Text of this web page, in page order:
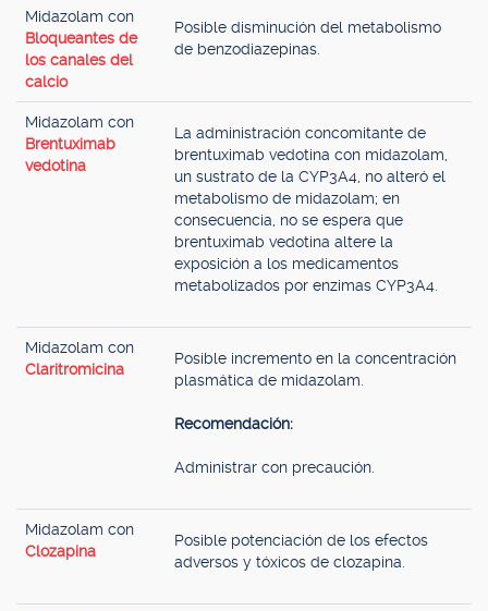
Midazolam con
Bloqueantes de
los canales del
calcio
Posible disminución del metabolismo
de benzodiazepinas.
Midazolam con
Brentuximab
vedotina
La administración concomitante de
brentuximab vedotina con midazolam,
un sustrato de la CYP3A4, no alteró el
metabolismo de midazolam; en
consecuencia, no se espera que
brentuximab vedotina altere la
exposición a los medicamentos
metabolizados por enzimas CYP3A4.
Midazolam con
Claritromicina
Posible incremento en la concentración
plasmática de midazolam.
Recomendación:
Administrar con precaución.
Midazolam con
Clozapina
Posible potenciación de los efectos
adversos y tóxicos de clozapina.